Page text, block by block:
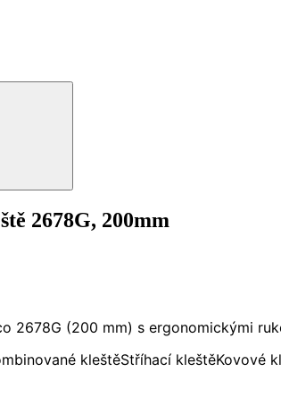
2678G, 200mm
2678G (200 mm) s ergonomickými
kleštěStříhací kleštěKovové